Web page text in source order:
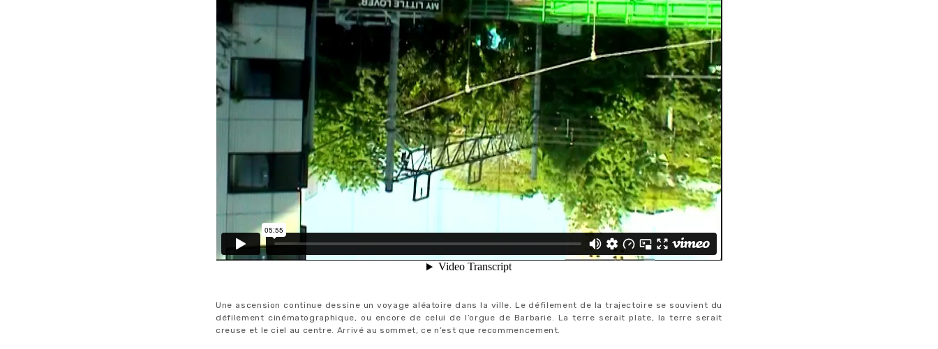
Une ascension continue dessine un voyage aléatoire dans la ville. Le défilement de la trajectoire se souvient du
défilement cinématographique, ou encore de celui de l’orgue de Barbarie. La terre serait plate, la terre serait
creuse et le ciel au centre. Arrivé au sommet, ce n’est que recommencement.